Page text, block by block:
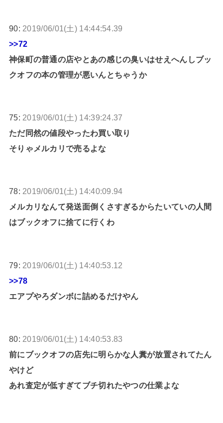
90: 2019/06/01(土) 14:44:54.39
>>72
神保町の普通の店やとあの感じの臭いはせえへんしブッ
クオフの本の管理が悪いんとちゃうか
75: 2019/06/01(土) 14:39:24.37
ただ同然の値段やったわ買い取り
そりゃメルカリで売るよな
78: 2019/06/01(土) 14:40:09.94
メルカリなんて発送面倒くさすぎるからたいていの人間
はブックオフに捨てに行くわ
79: 2019/06/01(土) 14:40:53.12
>>78
エアプやろダンボに詰めるだけやん
80: 2019/06/01(土) 14:40:53.83
前にブックオフの店先に明らかな人糞が放置されてたん
やけど
あれ査定が低すぎてブチ切れたやつの仕業よな